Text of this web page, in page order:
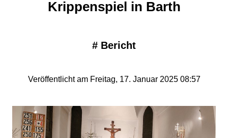
Krippenspiel in Barth
# Bericht
Veröffentlicht am Freitag, 17. Januar 2025 08:57